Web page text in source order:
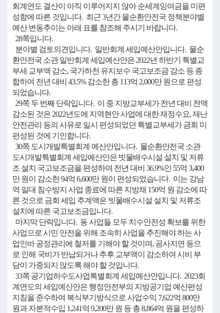
회계연도 결산이 아직 이루어지지 않아 순세계잉여금을 미편
성함에 따른 것입니다. 최근 3년간 물순환안전국 정책분야별
예산 변동추이는 아래 표를 참조해 주시기 바랍니다.
28쪽입니다.
분야별 검토의견입니다. 일반회계 세입예산안입니다. 물순
환안전국 소관 일반회계 세입예산안은 2022년 하반기 특별교
부세 교부액 감소, 국가하천 유지보수 국고보조금 감소 등 종
합하여 전년 대비 43.5% 감소한 총 113억 2,000만 원으로 편성
되었습니다.
29쪽 두 번째 단락입니다. 이 중 지방교부세가 전년 대비 전액
감소된 것은 2022년도에 지역현안 사업에 대한 재정수요, 재난
안전관리 등의 사유로 일시 편성되었던 특별교부세가 금회 미
편성된 것에 기인합니다.
30쪽 도시개발특별회계 예산안입니다. 물순환안전국 소관
도시개발특별회계 세입예산안은 빗물배수시설 설치 및 저류
조 설치 국고보조금을 편성하여 전년 대비 36.9%인 55억 3,400
만 원이 감소한 94억 6,600만 원이 편성되었습니다. 이는 강남
역 일대 침수방지 사업 종료에 따른 지방채 150억 원 감소에 따
른 것으로 금회 세입 추계액은 빗물배수시설 설치 및 저류조
설치에 따른 국고보조금입니다.
마지막 단락입니다. 동 사업들 모두 치수안전성 확보를 위한
사업으로 시민 안전을 위해 조속히 사업을 추진해야 하는 사
업인바 공정관리에 철저를 기해야 할 것이며, 공사지연 등으
로 인해 국비가 반납되거나 추후 교부액이 감소하여 시비 부
담이 가중되지 않도록 해야 할 것입니다.
33쪽 공기업하수도사업특별회계 세입예산안입니다. 2023회
계연도의 세입예산안은 행정안전부의 지방공기업 예산편성
지침을 준수하여 복식부기방식으로 사업수익 7,622억 800만
원과 자본적수입 1,241억 9,200만 원 등 총 8,864억 원을 편성하